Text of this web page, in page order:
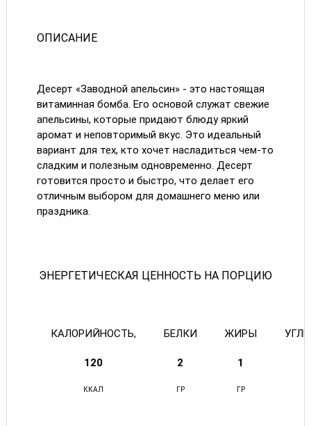
ОПИСАНИЕ
Десерт «Заводной апельсин» - это настоящая
витаминная бомба. Его основой служат свежие
апельсины, которые придают блюду яркий
аромат и неповторимый вкус. Это идеальный
вариант для тех, кто хочет насладиться чем-то
сладким и полезным одновременно. Десерт
готовится просто и быстро, что делает его
отличным выбором для домашнего меню или
праздника.
ЭНЕРГЕТИЧЕСКАЯ ЦЕННОСТЬ НА ПОРЦИЮ
КАЛОРИЙНОСТЬ, БЕЛКИ ЖИРЫ
120 2 1
ККАЛ ГР ГР